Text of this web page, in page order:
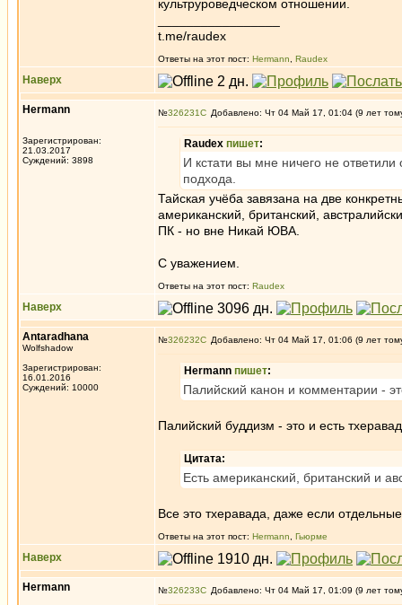
культруроведческом отношении.
t.me/raudex
Ответы на этот пост: Hermann Raudex
Наверх
Hermann
Зарегистрирован:
21.03.2017
Суждений: 3898
№326231 Добавлено: Чт 04 Май 17, 01:04 (9 лет
Raudex пишет:
И кстати вы мне ничего не ответили
подхода.
Тайская учёба завязана на две
американский, британский,
ПК - но вне Никай ЮВА.
С уважением.
Ответы на этот пост: Raudex
Наверх
Antaradhana
Wolfshadow
Зарегистрирован:
16.01.2016
Суждений: 10000
№326232 Добавлено: Чт 04 Май 17, 01:06 (9 лет
Hermann пишет:
Палийский канон и комментарии -
Палийский буддизм - это и есть
Цитата:
Есть американский, британский и
Все это тхеравада, даже если
Ответы на этот пост: Hermann Гьюрме
Наверх
Hermann №326233 Добавлено: Чт 04 Май 17, 01:09 (9 лет